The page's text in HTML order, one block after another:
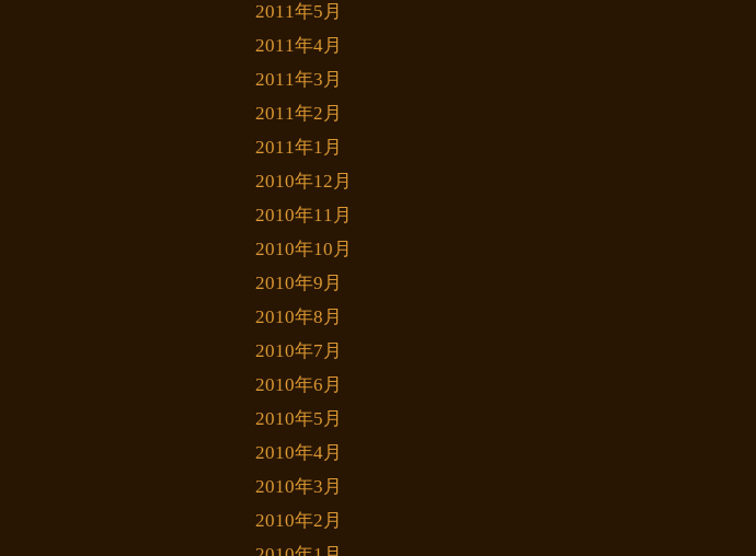
2011年5月
2011年4月
2011年3月
2011年2月
2011年1月
2010年12月
2010年11月
2010年10月
2010年9月
2010年8月
2010年7月
2010年6月
2010年5月
2010年4月
2010年3月
2010年2月